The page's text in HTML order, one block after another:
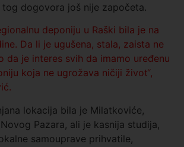
tog dogovora još nije započeta.
deponiju u Raški bila je na
Da li je ugušena, stala, zaista ne
da je interes svih da imamo uređenu
koja ne ugrožava ničiji život“,
lokacija bila je Milatkoviće,
Pazara, ali je kasnija studija,
samouprave prihvatile,